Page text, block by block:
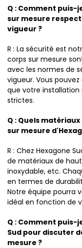
Q : Comment
sur mesure
vigueur ?
R : La sécurité est
corps sur mesure
avec les normes de
vigueur. Vous
que votre installation
strictes.
Q : Quels
sur mesure
R : Chez Hexagone
de matériaux de
inoxydable, etc.
en termes de
Notre équipe pourra
idéal en fonction de
Q : Comment puis-
Sud pour discuter
mesure ?